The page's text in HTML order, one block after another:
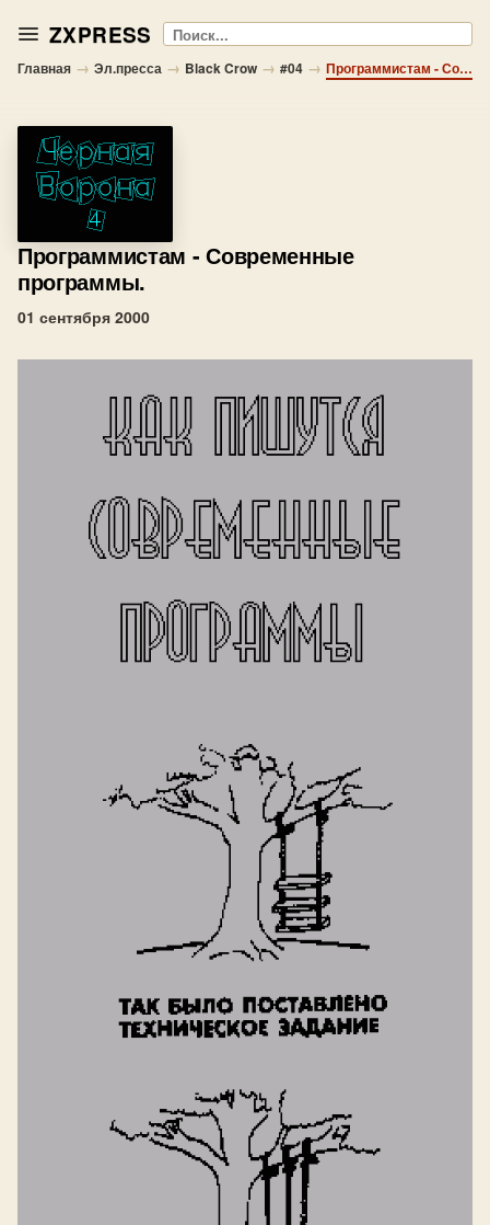
ZXPRESS Поиск
Главная → Эл.пресса → Black Crow → #04 → Программистам - Современные программы.
Программистам - Современные
программы.
01 сентября 2000